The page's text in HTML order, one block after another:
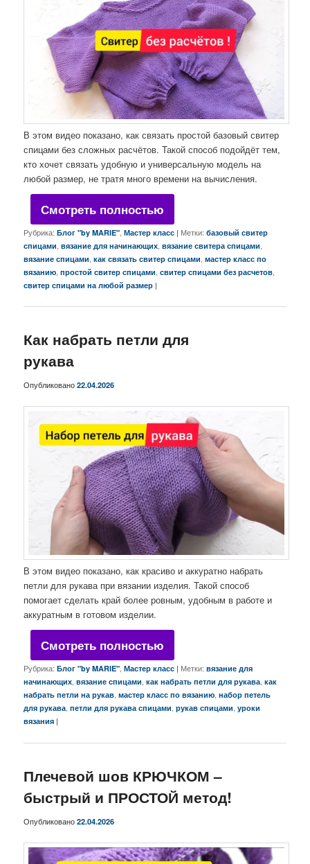
В этом видео показано, как связать простой базовый свитер
спицами без сложных расчётов. Такой способ подойдёт тем,
кто хочет связать удобную и универсальную модель на
любой размер, не тратя много времени на вычисления.
Смотреть полностью
Рубрика: Блог "by MARIE" ,Мастер класс | Метки: базовый свитер
спицами ,вязание для начинающих ,вязание свитера спицами
вязание спицами ,как связать свитер спицами ,мастер класс по
вязанию ,простой свитер спицами ,свитер спицами без расчетов
свитер спицами на любой размер |
Как набрать петли для
рукава
Опубликовано22.04.2026
В этом видео показано, как красиво и аккуратно набрать
петли для рукава при вязании изделия. Такой способ
помогает сделать край более ровным, удобным в работе и
аккуратным в готовом изделии.
Смотреть полностью
Рубрика: Блог "by MARIE",Мастер класс | Метки: вязание для
начинающих,вязание спицами,как набрать петли для рукава,как
набрать петли на рукав,мастер класс по вязанию,набор петель
для рукава,петли для рукава спицами,рукав спицами,уроки
вязания |
Плечевой шов КРЮЧКОМ –
быстрый и ПРОСТОЙ метод!
Опубликовано22.04.2026